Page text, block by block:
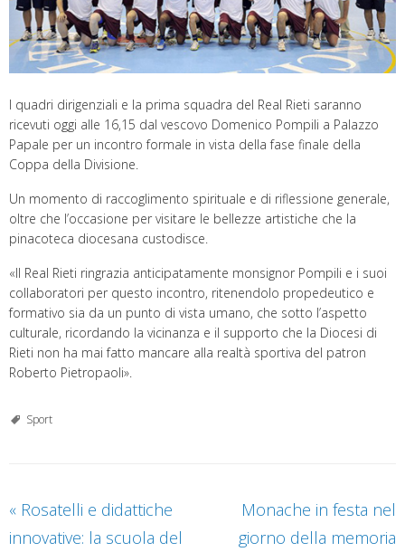
I quadri dirigenziali e la prima squadra del Real Rieti saranno
ricevuti oggi alle 16,15 dal vescovo Domenico Pompili a Palazzo
Papale per un incontro formale in vista della fase finale della
Coppa della Divisione.
Un momento di raccoglimento spirituale e di riflessione generale,
oltre che l’occasione per visitare le bellezze artistiche che la
pinacoteca diocesana custodisce.
«Il Real Rieti ringrazia anticipatamente monsignor Pompili e i suoi
collaboratori per questo incontro, ritenendolo propedeutico e
formativo sia da un punto di vista umano, che sotto l’aspetto
culturale, ricordando la vicinanza e il supporto che la Diocesi di
Rieti non ha mai fatto mancare alla realtà sportiva del patron
Roberto Pietropaoli».
Sport
« Rosatelli e didattiche
innovative: la scuola del
Monache in festa nel
giorno della memoria